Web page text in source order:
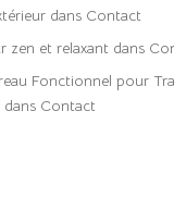
dans Contact
zen et relaxant dans
Fonctionnel pour
dans Contact